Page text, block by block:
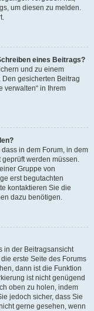
um diesen zu melden.
eines Beitrags?
und zu einem
gesicherten Beitrag
verwalten“ in Ihrem
in dem Forum, in dem
werden müssen.
Gruppe von
erst begutachten
kontaktieren Sie die
dazu benötigen.
in der Beitragsansicht
erste Seite des Forums
dann ist die Funktion
ist nicht genügend
oben zu holen, indem
jedoch sicher, dass Sie
gerne gesehen, wenn